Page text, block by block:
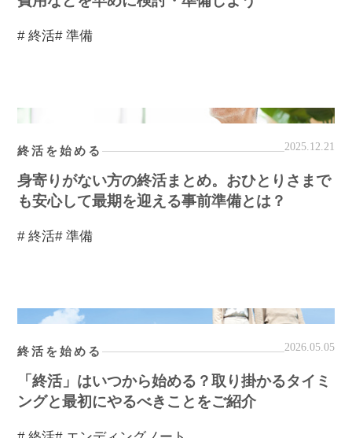
# 終活# 準備
終活を始める 2025.12.21
身寄りがない方の終活まとめ。おひとりさまで
も安心して最期を迎える事前準備とは？
# 終活# 準備
終活を始める 2026.05.05
「終活」はいつから始める？取り掛かるタイミ
ングと最初にやるべきことをご紹介